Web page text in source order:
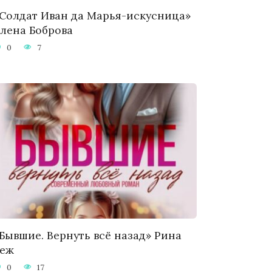
Иван да Марья-искусница»
Боброва
0 7
Вернуть всё назад» Рина
0 17